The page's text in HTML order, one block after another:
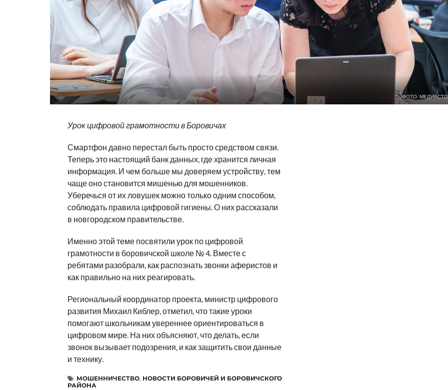
ФОТО:
Урок цифровой грамотности в Боровичах
Смартфон давно перестал быть просто средством связи.
Теперь это настоящий банк данных, где хранится личная
информация. И чем больше мы доверяем устройству, тем
чаще оно становится мишенью для мошенников.
Уберечься от их ловушек можно только одним способом,
соблюдать правила цифровой гигиены. О них рассказали
в новгородском правительстве.
Именно этой теме посвятили урок по цифровой
грамотности в боровичской школе № 4. Вместе с
ребятами разобрали, как распознать звонки аферистов и
как правильно на них реагировать.
Региональный координатор проекта, министр цифрового
развития Михаил Киблер, отметил, что такие уроки
помогают школьникам увереннее ориентироваться в
цифровом мире. На них объясняют, что делать, если
звонок вызывает подозрения, и как защитить свои данные
и технику.
МОШЕННИЧЕСТВО, НОВОСТИ БОРОВИЧЕЙ И БОРОВИЧСКОГО
РАЙОНА